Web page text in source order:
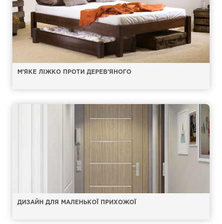
М'ЯКЕ ЛІЖКО ПРОТИ ДЕРЕВ'ЯНОГО
ДИЗАЙН ДЛЯ МАЛЕНЬКОЇ ПРИХОЖОЇ